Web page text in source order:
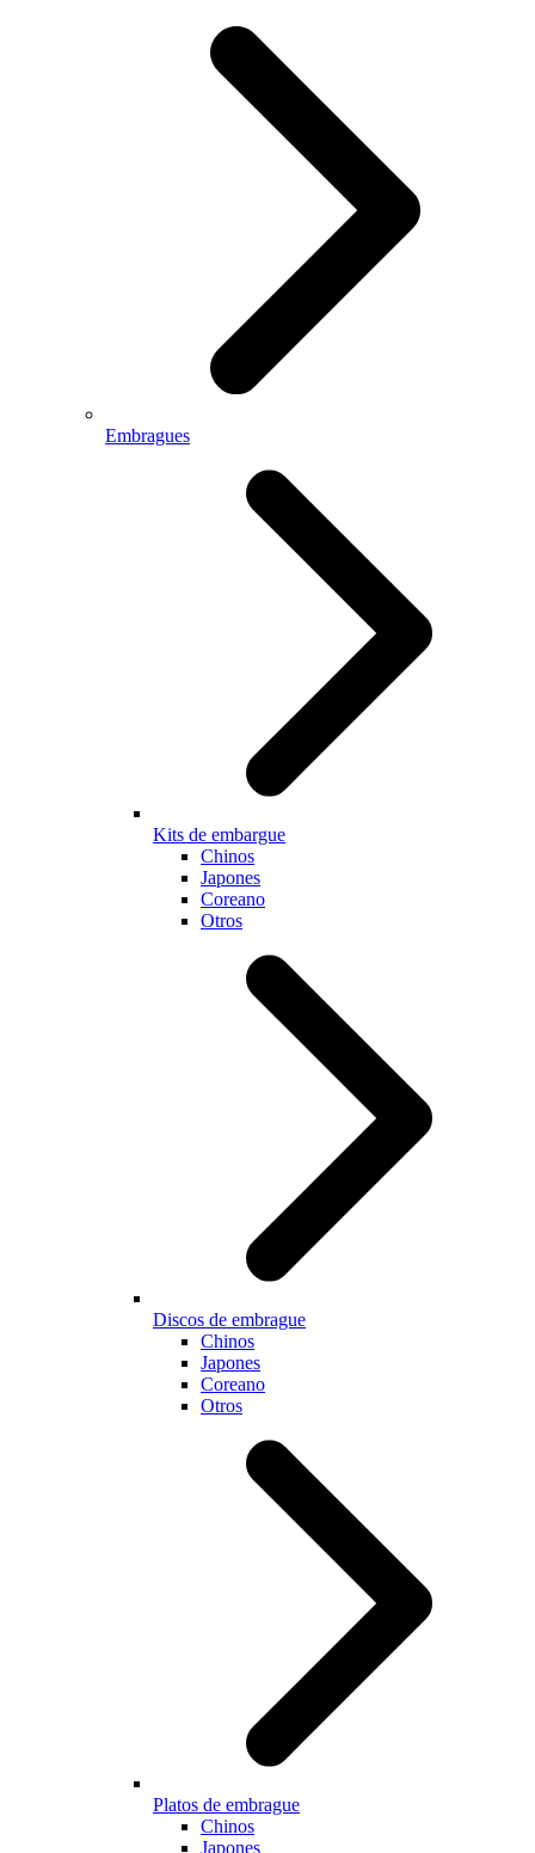
Embragues
Kits de embargue
Chinos
Japones
Coreano
Otros
Discos de embrague
Chinos
Japones
Coreano
Otros
Platos de embrague
Chinos
Japones